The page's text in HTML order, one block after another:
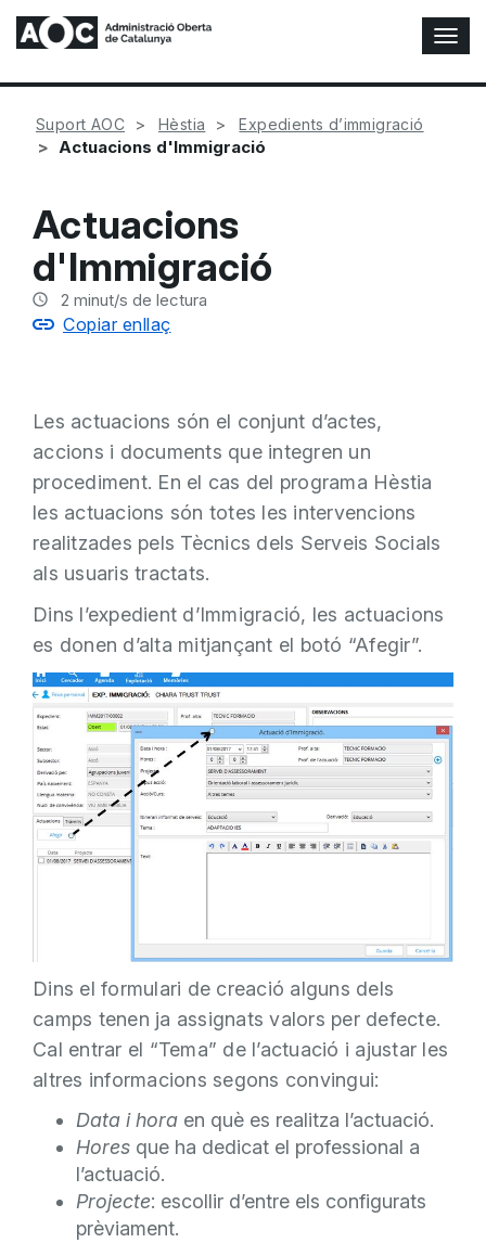
A
l
t
Suport AOC Hèstia Expedients d’immigració
Actuacions d'Immigració
Actuacions
d'Immigració
2 minut/s de lectura
Copiar enllaç
Les actuacions són el conjunt d’actes,
accions i documents que integren un
procediment. En el cas del programa Hèstia
les actuacions són totes les intervencions
realitzades pels Tècnics dels Serveis Socials
als usuaris tractats.
Dins l’expedient d’Immigració, les actuacions
es donen d’alta mitjançant el botó “Afegir”.
Dins el formulari de creació alguns dels
camps tenen ja assignats valors per defecte.
Cal entrar el “Tema” de l’actuació i ajustar les
altres informacions segons convingui:
Data i hora en què es realitza l’actuació.
Hores que ha dedicat el professional a
l’actuació.
Projecte: escollir d’entre els configurats
prèviament.